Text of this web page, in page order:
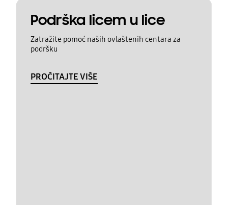
Podrška licem u lice
Zatražite pomoć naših ovlaštenih centara za
podršku
PROČITAJTE VIŠE